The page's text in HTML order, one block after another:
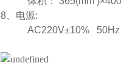
8、电源:
AC220V±10%